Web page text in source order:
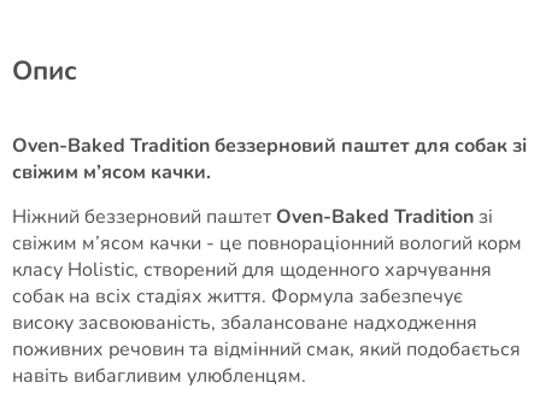
Опис
Oven-Baked Tradition беззерновий паштет для собак зі
свіжим м’ясом качки.
Ніжний беззерновий паштет Oven-Baked Traditionзі
свіжим м’ясом качки - це повнораціонний вологий корм
класу Holistic, створений для щоденного харчування
собак на всіх стадіях життя. Формула забезпечує
високу засвоюваність, збалансоване надходження
поживних речовин та відмінний смак, який подобається
навіть вибагливим улюбленцям.